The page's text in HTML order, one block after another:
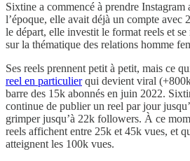
Sixtine a commencé à prendre
l’époque, elle avait déjà un compte avec
le départ, elle investit le format reels et
sur la thématique des relations homme
Ses reels prennent petit à petit, mais ce
reel en particulierqui devient viral
barre des 15k abonnés en juin 2022.
continue de publier un reel par jour
grimper jusqu’à 22k followers. À ce
reels affichent entre 25k et 45k vues, et
atteignent les 100k vues.